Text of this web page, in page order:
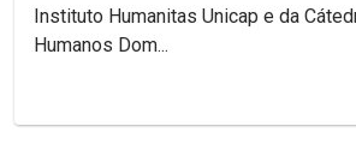
Instituto Humanitas Unicap e da
Humanos Dom...